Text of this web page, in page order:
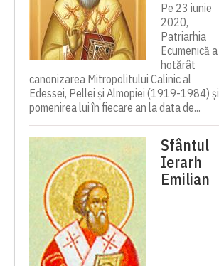
Pe 23 iunie
2020,
Patriarhia
Ecumenică a
hotărât
canonizarea Mitropolitului Calinic al
Edessei, Pellei și Almopiei (1919-1984) și
pomenirea lui în fiecare an la data de...
Sfântul
Ierarh
Emilian